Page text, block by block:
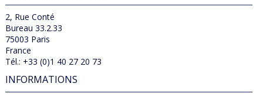
2, Rue Conté
Bureau 33.2.33
75003 Paris
France
Tél.: +33 (0)1 40 27 20 73
INFORMATIONS